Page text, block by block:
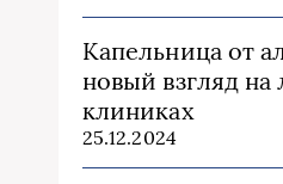
Капельница от
новый взгляд на
клиниках
25.12.2024